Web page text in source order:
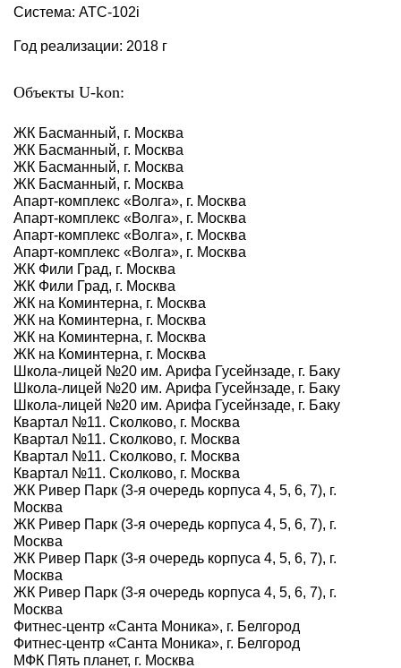
Система: АТС-102i
Год реализации: 2018 г
Объекты U-kon:
ЖК Басманный, г. Москва
ЖК Басманный, г. Москва
ЖК Басманный, г. Москва
ЖК Басманный, г. Москва
Апарт-комплекс «Волга», г. Москва
Апарт-комплекс «Волга», г. Москва
Апарт-комплекс «Волга», г. Москва
Апарт-комплекс «Волга», г. Москва
ЖК Фили Град, г. Москва
ЖК Фили Град, г. Москва
ЖК на Коминтерна, г. Москва
ЖК на Коминтерна, г. Москва
ЖК на Коминтерна, г. Москва
ЖК на Коминтерна, г. Москва
Школа-лицей №20 им. Арифа Гусейнзаде, г. Баку
Школа-лицей №20 им. Арифа Гусейнзаде, г. Баку
Школа-лицей №20 им. Арифа Гусейнзаде, г. Баку
Квартал №11. Сколково, г. Москва
Квартал №11. Сколково, г. Москва
Квартал №11. Сколково, г. Москва
Квартал №11. Сколково, г. Москва
ЖК Ривер Парк (3-я очередь корпуса 4, 5, 6, 7), г.
Москва
ЖК Ривер Парк (3-я очередь корпуса 4, 5, 6, 7), г.
Москва
ЖК Ривер Парк (3-я очередь корпуса 4, 5, 6, 7), г.
Москва
ЖК Ривер Парк (3-я очередь корпуса 4, 5, 6, 7), г.
Москва
Фитнес-центр «Санта Моника», г. Белгород
Фитнес-центр «Санта Моника», г. Белгород
МФК Пять планет, г. Москва